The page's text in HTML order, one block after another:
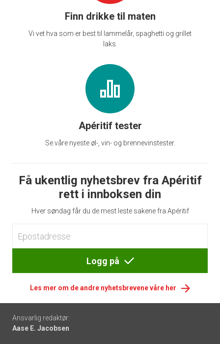
Finn drikke til maten
Vi vet hva som er best til lammelår, spaghetti og grillet
laks.
Apéritif tester
Se våre nyeste øl-, vin- og brennevinstester.
Få ukentlig nyhetsbrev fra Apéritif
rett i innboksen din
Hver søndag får du de mest leste sakene fra Apéritif
Logg på
Les mer om de andre nyhetsbrevene våre her
Footer
-
Ansvarlig redaktør:
Aase E. Jacobsen